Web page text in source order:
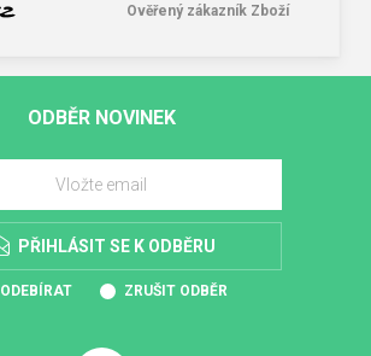
Ověřený zákazník Zboží
ODBĚR NOVINEK
PŘIHLÁSIT SE K ODBĚRU
ODEBÍRAT ZRUŠIT ODBĚR